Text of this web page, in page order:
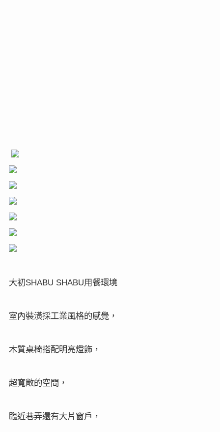
大初SHABU SHABU用餐環境
室內裝潢採工業風格的感覺，
木質桌椅搭配明亮燈飾，
超寬敞的空間，
臨近巷弄還有大片窗戶，